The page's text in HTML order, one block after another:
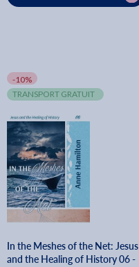
-10%
TRANSPORT GRATUIT
In the Meshes of the Net: Jesus
and the Healing of History 06 -